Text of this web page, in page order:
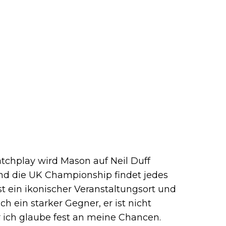
wird Mason auf Neil Duff
die UK Championship findet jedes
ein ikonischer Veranstaltungsort und
ein starker Gegner, er ist nicht
glaube fest an meine Chancen.